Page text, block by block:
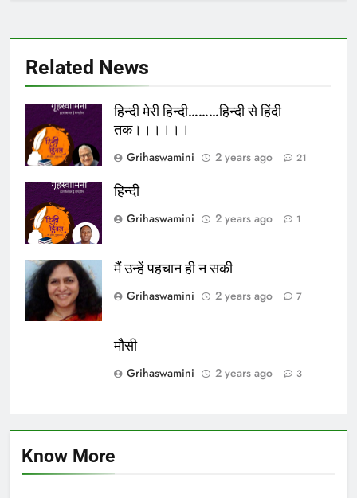
Related News
हिन्दी मेरी हिन्दी………हिन्दी से हिंदी
तक।।।।।।
Grihaswamini
2 years ago 21
हिन्दी
Grihaswamini
2 years ago 1
मैं उन्हें पहचान ही न सकी
Grihaswamini
2 years ago 7
मौसी
Grihaswamini
2 years ago 3
Know More